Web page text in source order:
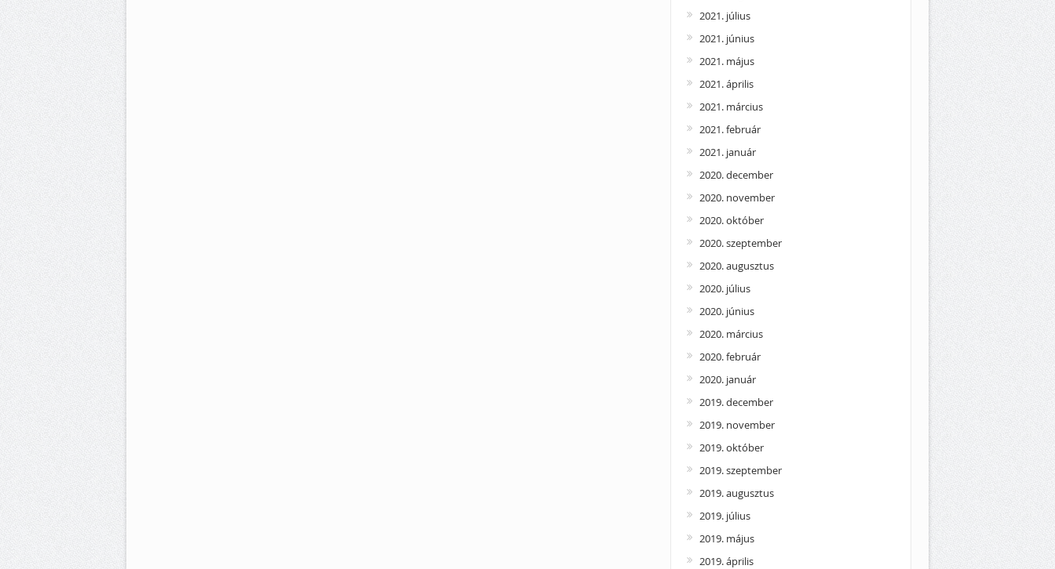
2021. július
2021. június
2021. május
2021. április
2021. március
2021. február
2021. január
2020. december
2020. november
2020. október
2020. szeptember
2020. augusztus
2020. július
2020. június
2020. március
2020. február
2020. január
2019. december
2019. november
2019. október
2019. szeptember
2019. augusztus
2019. július
2019. május
2019. április